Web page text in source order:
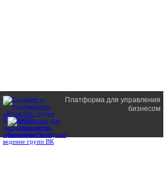
Платформа для управления
бизнесом